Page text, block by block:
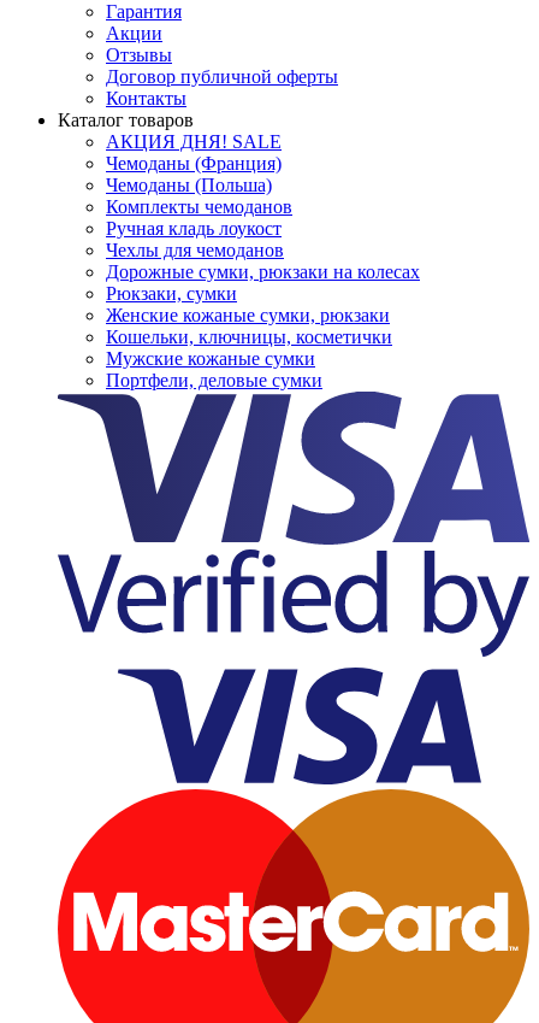
Гарантия
Акции
Отзывы
Договор публичной оферты
Контакты
Каталог товаров
АКЦИЯ ДНЯ! SALE
Чемоданы (Франция)
Чемоданы (Польша)
Комплекты чемоданов
Ручная кладь лоукост
Чехлы для чемоданов
Дорожные сумки, рюкзаки на колесах
Рюкзаки, сумки
Женские кожаные сумки, рюкзаки
Кошельки, ключницы, косметички
Мужские кожаные сумки
Портфели, деловые сумки